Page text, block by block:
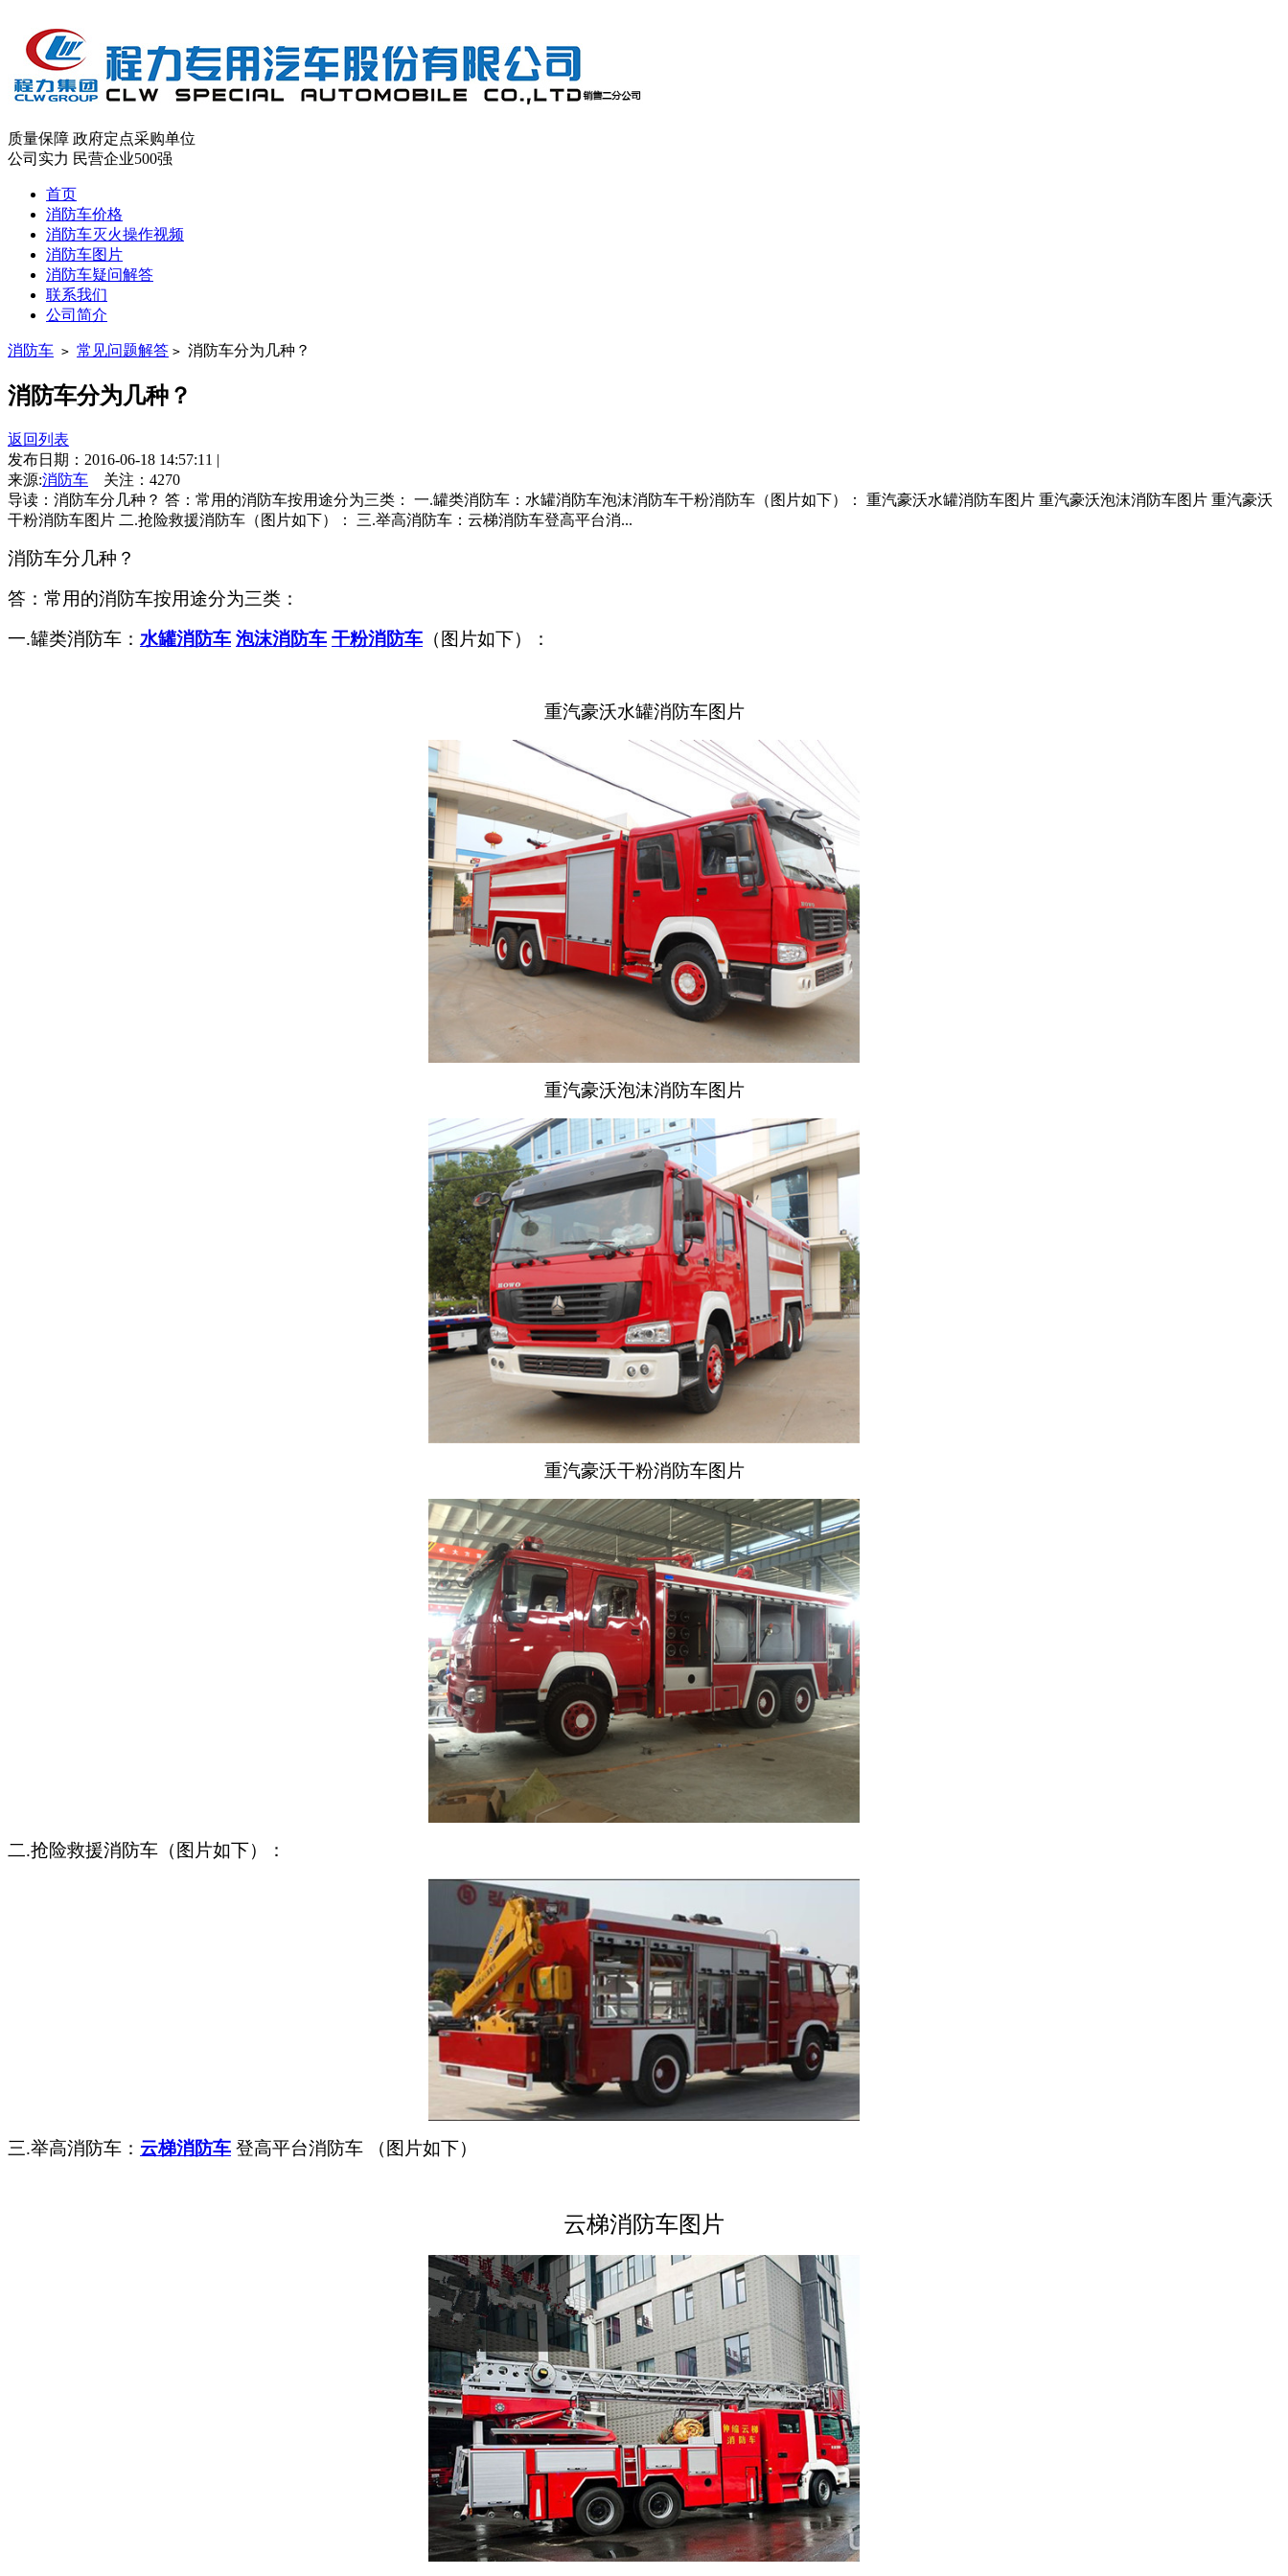
质量保障 政府定点采购单位
公司实力 民营企业500强
首页
消防车价格
消防车灭火操作视频
消防车图片
消防车疑问解答
联系我们
公司简介
消防车 > 常见问题解答 > 消防车分为几种？
消防车分为几种？
返回列表
发布日期：2016-06-18 14:57:11 |
来源:消防车 关注： 4270
导读：消防车分几种？ 答：常用的消防车按用途分为三类： 一.罐类消防车：水罐消防车泡沫消防车干粉消防车（图片如下）： 重汽豪沃水罐消防车图片 重汽豪沃泡沫消防车图片 重汽豪沃
干粉消防车图片 二.抢险救援消防车（图片如下）： 三.举高消防车：云梯消防车登高平台消...
消防车分几种？
答：常用的消防车按用途分为三类：
一.罐类消防车： 水罐消防车 泡沫消防车 干粉消防车 （图片如下）：
重汽豪沃水罐消防车图片
重汽豪沃泡沫消防车图片
重汽豪沃干粉消防车图片
二.抢险救援消防车（图片如下）：
三.举高消防车： 云梯消防车 登高平台消防车 （图片如下）
云梯消防车图片